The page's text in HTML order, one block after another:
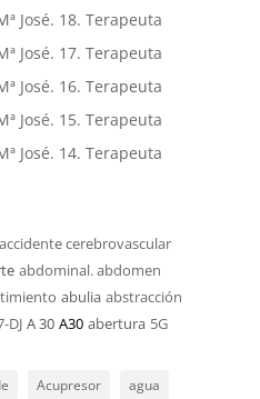
José. 18. Terapeuta
José. 17. Terapeuta
José. 16. Terapeuta
José. 15. Terapeuta
José. 14. Terapeuta
accidente cerebrovascular
abdominal. abdomen
abulia abstracción
DJ A 30 A30 abertura 5G
Acupresor
agua